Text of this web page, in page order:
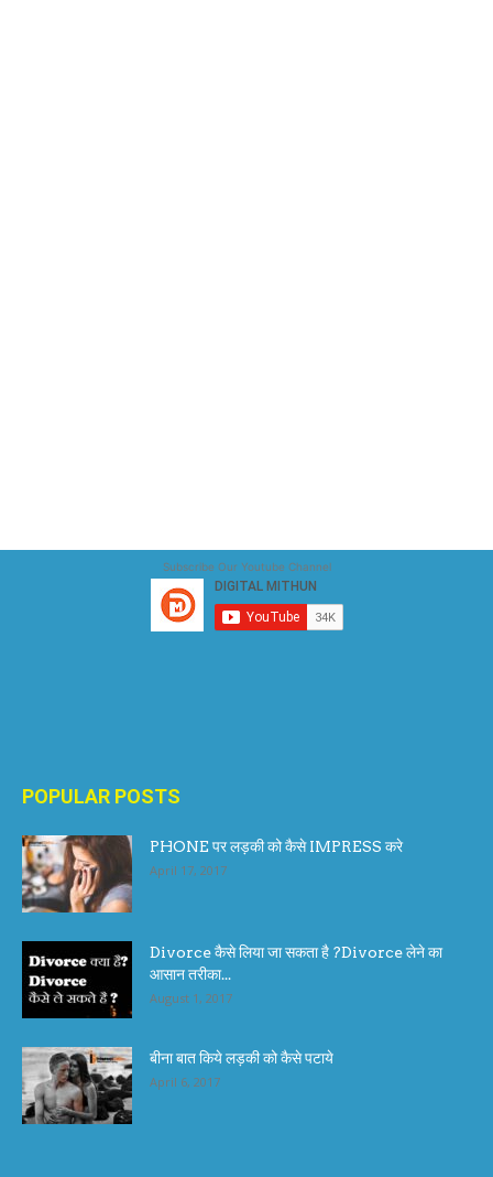
Subscribe Our Youtube Channel
POPULAR POSTS
PHONE पर लड़की को कैसे IMPRESS करे
April 17, 2017
Divorce कैसे लिया जा सकता है ?Divorce लेने का
आसान तरीका...
August 1, 2017
बीना बात किये लड़की को कैसे पटाये
April 6, 2017